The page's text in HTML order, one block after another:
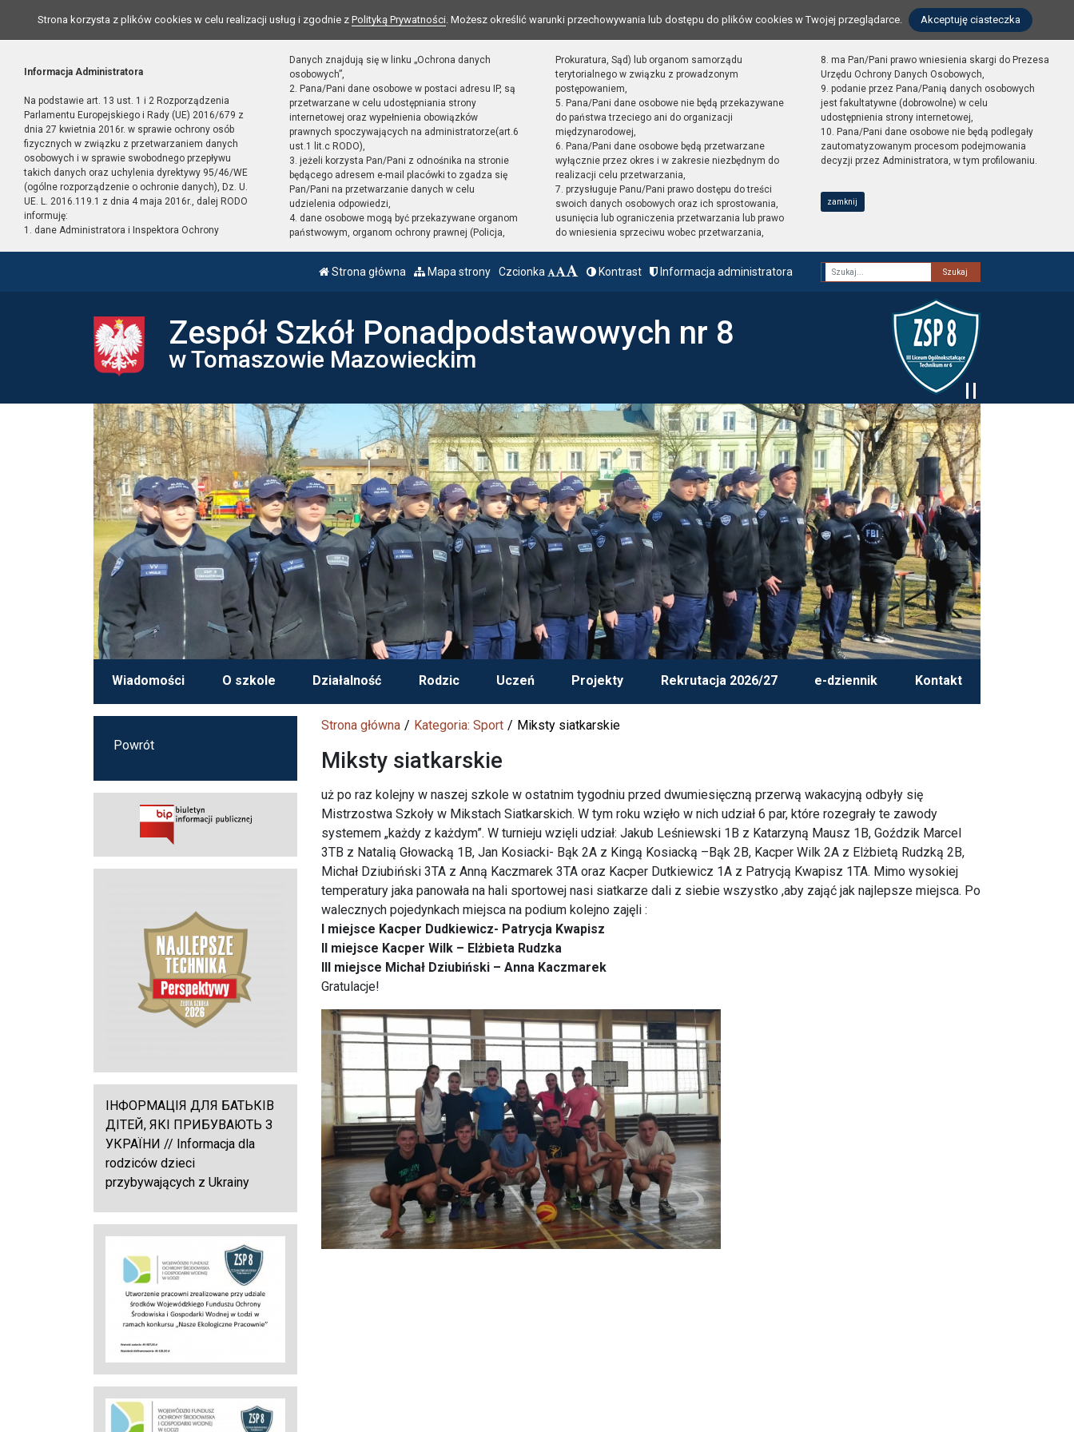
Strona korzysta z plików cookies w celu realizacji usług i zgodnie z Polityką Prywatności. Możesz określić warunki przechowywania lub dostępu do plików cookies w Twojej przeglądarce. Akceptuję ciasteczka
Informacja Administratora
Na podstawie art. 13 ust. 1 i 2 Rozporządzenia
Parlamentu Europejskiego i Rady (UE) 2016/679 z
dnia 27 kwietnia 2016r. w sprawie ochrony osób
fizycznych w związku z przetwarzaniem danych
osobowych i w sprawie swobodnego przepływu
takich danych oraz uchylenia dyrektywy 95/46/WE
(ogólne rozporządzenie o ochronie danych), Dz. U.
UE. L. 2016.119.1 z dnia 4 maja 2016r., dalej RODO
informuję:
1. dane Administratora i Inspektora Ochrony
Danych znajdują się w linku „Ochrona danych
osobowych”,
2. Pana/Pani dane osobowe w postaci adresu IP, są
przetwarzane w celu udostępniania strony
internetowej oraz wypełnienia obowiązków
prawnych spoczywających na administratorze(art.6
ust.1 lit.c RODO),
3. jeżeli korzysta Pan/Pani z odnośnika na stronie
będącego adresem e-mail placówki to zgadza się
Pan/Pani na przetwarzanie danych w celu
udzielenia odpowiedzi,
4. dane osobowe mogą być przekazywane organom
państwowym, organom ochrony prawnej (Policja,
Prokuratura, Sąd) lub organom samorządu
terytorialnego w związku z prowadzonym
postępowaniem,
5. Pana/Pani dane osobowe nie będą przekazywane
do państwa trzeciego ani do organizacji
międzynarodowej,
6. Pana/Pani dane osobowe będą przetwarzane
wyłącznie przez okres i w zakresie niezbędnym do
realizacji celu przetwarzania,
7. przysługuje Panu/Pani prawo dostępu do treści
swoich danych osobowych oraz ich sprostowania,
usunięcia lub ograniczenia przetwarzania lub prawo
do wniesienia sprzeciwu wobec przetwarzania,
8. ma Pan/Pani prawo wniesienia skargi do Prezesa
Urzędu Ochrony Danych Osobowych,
9. podanie przez Pana/Panią danych osobowych
jest fakultatywne (dobrowolne) w celu
udostępnienia strony internetowej,
10. Pana/Pani dane osobowe nie będą podlegały
zautomatyzowanym procesom podejmowania
decyzji przez Administratora, w tym profilowaniu.
zamknij
Strona główna Mapa strony Czcionka Kontrast Informacja administratora
Fraza
Zespół Szkół Ponadpodstawowych nr 8
w Tomaszowie Mazowieckim
Wiadomości O szkole Działalność Rodzic Uczeń Projekty Rekrutacja 2026/27 e-dziennik Kontakt
Strona główna Kategoria: Sport Miksty siatkarskie
Miksty siatkarskie
uż po raz kolejny w naszej szkole w ostatnim tygodniu przed dwumiesięczną przerwą wakacyjną odbyły się
Mistrzostwa Szkoły w Mikstach Siatkarskich. W tym roku wzięło w nich udział 6 par, które rozegrały te zawody
systemem „każdy z każdym”. W turnieju wzięli udział: Jakub Leśniewski 1B z Katarzyną Mausz 1B, Goździk Marcel
3TB z Natalią Głowacką 1B, Jan Kosiacki- Bąk 2A z Kingą Kosiacką –Bąk 2B, Kacper Wilk 2A z Elżbietą Rudzką 2B,
Michał Dziubiński 3TA z Anną Kaczmarek 3TA oraz Kacper Dutkiewicz 1A z Patrycją Kwapisz 1TA. Mimo wysokiej
temperatury jaka panowała na hali sportowej nasi siatkarze dali z siebie wszystko ,aby zająć jak najlepsze miejsca. Po
walecznych pojedynkach miejsca na podium kolejno zajęli :
I miejsce Kacper Dudkiewicz- Patrycja Kwapisz
II miejsce Kacper Wilk – Elżbieta Rudzka
III miejsce Michał Dziubiński – Anna Kaczmarek
Gratulacje!
Powrót
ІНФОРМАЦІЯ ДЛЯ БАТЬКІВ
ДІТЕЙ, ЯКІ ПРИБУВАЮТЬ З
УКРАЇНИ // Informacja dla
rodziców dzieci
przybywających z Ukrainy